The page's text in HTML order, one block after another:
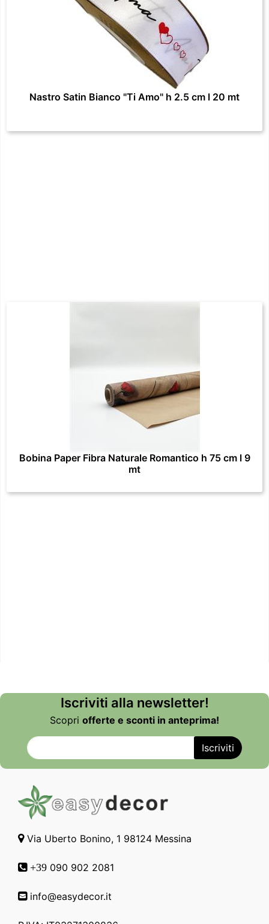
Nastro Satin Bianco "Ti Amo" h 2.5 cm l 20 mt
Bobina Paper Fibra Naturale Romantico h 75 cm l 9
mt
Iscriviti alla newsletter!
Scopri offerte e sconti in anteprima!
Via Uberto Bonino, 1 98124 Messina
+39 090 902 2081
info@easydecor.it